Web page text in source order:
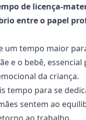
de licença-
entre o papel
um tempo maior
e o bebê, essencial
da criança.
tempo para se
sentem ao